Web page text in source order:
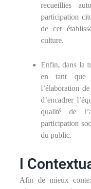
recueillies
participation
de cet
culture.
Enfin, dans la
en tant que
l’élaboration
d’encadrer
qualité de
participation
du public.
I
Afin de mieux